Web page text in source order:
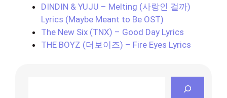
DINDIN & YUJU – Melting (사랑인 걸까)
Lyrics (Maybe Meant to Be OST)
The New Six (TNX) – Good Day Lyrics
THE BOYZ (더보이즈) – Fire Eyes Lyrics